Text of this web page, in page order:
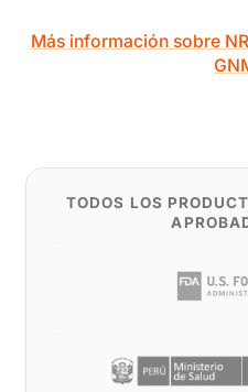
Más información sobre
TODOS LOS